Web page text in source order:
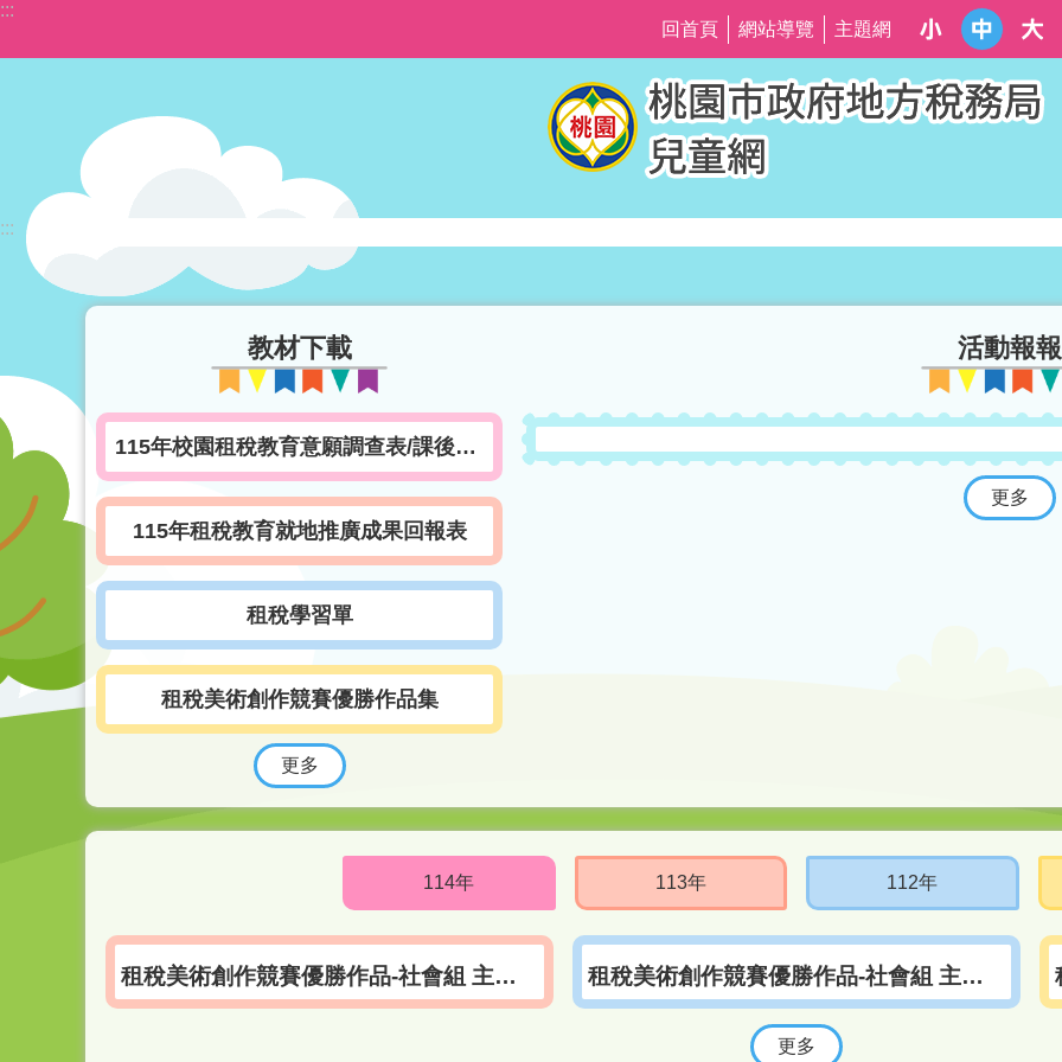
跳到主要內容區塊
:::
回首頁
網站導覽 主題網
:::
教材下載
115年校園租稅教育意願調查表/課後滿意度調查表
115年租稅教育就地推廣成果回報表
租稅學習單
租稅美術創作競賽優勝作品集
更多
活動報報
更多
114年 113年 112年
租稅美術創作競賽優勝作品-社會組 主題1：雲端發票及兌獎管道新措施類 租稅美術創作競賽優勝作品-社會組 主題2：便民服務措施類
更多